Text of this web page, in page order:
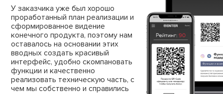
У заказчика уже был хорошо
проработанный план реализациии
сформированное видение
конечного продукта, поэтомунам
оставалось на основании этих
вводных создатькрасивый
интерфейс, удобно скомпановать
функциии качественно
реализовать техническую часть,с
чем мы собственно и справились